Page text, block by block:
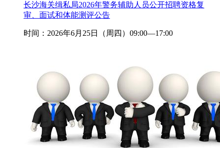
长沙海关缉私局2026年警务辅助人员公开招聘资格复
审、面试和体能测评公告
时间：2026年6月25日（周四）09:00—17:00